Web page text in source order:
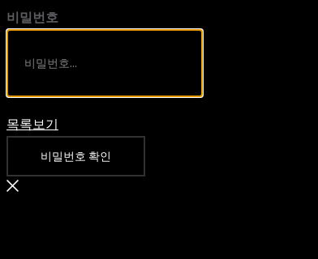
비밀번호
목록보기
비밀번호 확인